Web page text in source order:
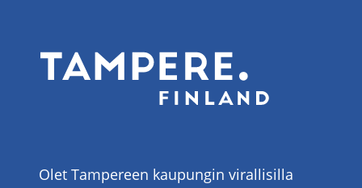
Olet Tampereen kaupungin virallisilla